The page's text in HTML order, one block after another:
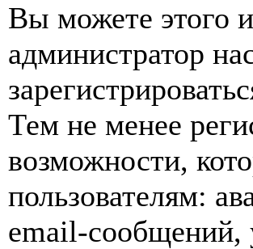
Вы можете этого
администратор
Тем не менее
возможности,
пользователям:
email-сообщений,